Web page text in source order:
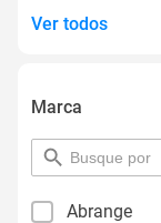
Ver todos
Marca
pesquisar
por
Abrange